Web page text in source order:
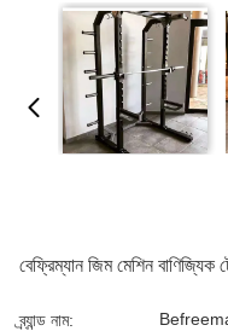
বেফ্রিম্যান জিম মেশিন বাণিজ্যিক
ব্র্যান্ড নাম: